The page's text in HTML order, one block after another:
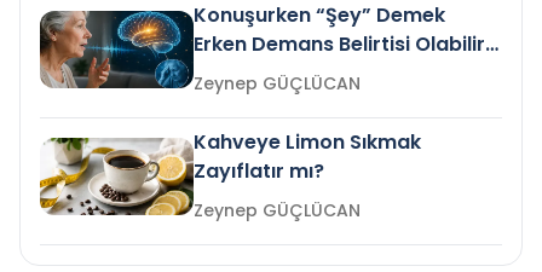
Konuşurken “Şey” Demek
Erken Demans Belirtisi Olabilir
mi?
Zeynep GÜÇLÜCAN
Kahveye Limon Sıkmak
Zayıflatır mı?
Zeynep GÜÇLÜCAN